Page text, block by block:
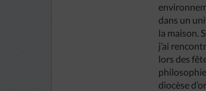
dans un
la maison.
j’ai
lors des
diocèse